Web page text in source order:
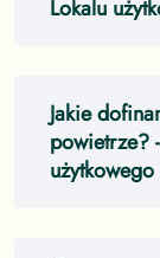
Lokalu
Jakie
powietrze?
użytkowego